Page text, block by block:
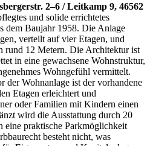
2–6 / Leitkamp 9, 46562
und solide errichtetes
dem Baujahr 1958. Die Anlage
verteilt auf vier Etagen, und
rund 12 Metern. Die Architektur ist
in eine gewachsene Wohnstruktur,
Wohngefühl vermittelt.
Wohnanlage ist der vorhandene
Etagen erleichtert und
oder Familien mit Kindern einen
wird die Ausstattung durch 20
eine praktische Parkmöglichkeit
besteht nicht, was